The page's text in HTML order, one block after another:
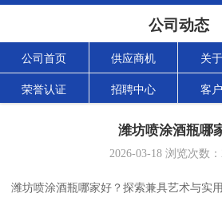
公司动态
公司首页 供应商机 关
荣誉认证 招聘中心 客
潍坊喷涂酒瓶哪
2026-03-18浏览次数：
潍坊喷涂酒瓶哪家好？探索兼具艺术与实